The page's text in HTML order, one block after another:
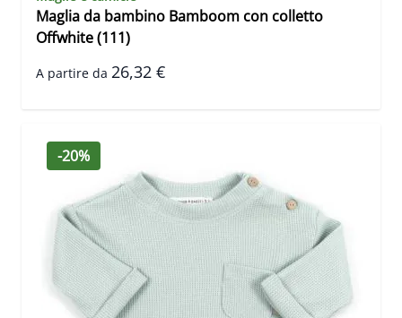
Maglia da bambino Bamboom con colletto
Offwhite (111)
A partire da 26,32 €
-20%